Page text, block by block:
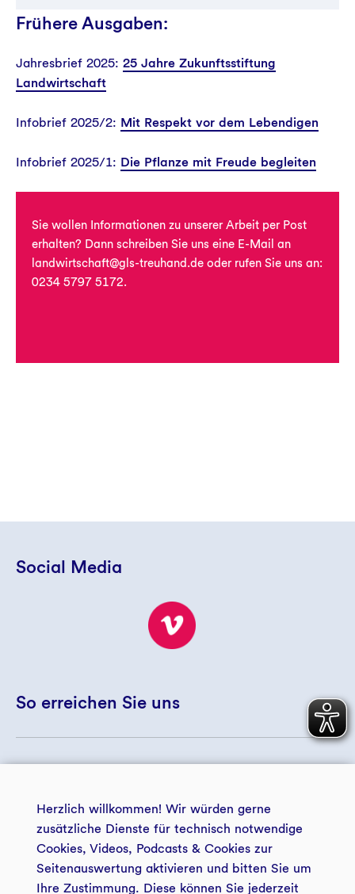
Frühere Ausgaben:
Jahresbrief 2025: 25 Jahre Zukunftsstiftung
Landwirtschaft
Infobrief 2025/2: Mit Respekt vor dem Lebendigen
Infobrief 2025/1: Die Pflanze mit Freude begleiten
Sie wollen Informationen zu unserer Arbeit per Post
erhalten? Dann schreiben Sie uns eine E-Mail an
landwirtschaft@gls-treuhand.de oder rufen Sie uns an:
0234 5797 5172.
Social Media
So erreichen Sie uns
landwirtschaft@gls-treuhand.de
Zur Kontaktseite
Impressum
zentrale Datenschutzerklärung
der GLS Treuhand e.V.
Herzlich willkommen! Wir würden gerne
zusätzliche Dienste für technisch notwendige
Cookies, Videos, Podcasts & Cookies zur
Seitenauswertung aktivieren und bitten Sie um
Ihre Zustimmung. Diese können Sie jederzeit